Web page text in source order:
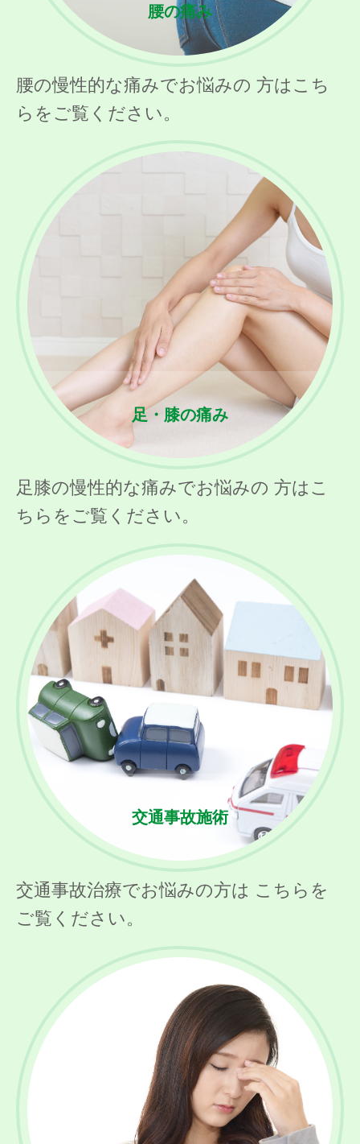
腰の痛み
腰の慢性的な痛みでお悩みの 方はこち
らをご覧ください。
足・膝の痛み
足膝の慢性的な痛みでお悩みの 方はこ
ちらをご覧ください。
交通事故施術
交通事故治療でお悩みの方は こちらを
ご覧ください。